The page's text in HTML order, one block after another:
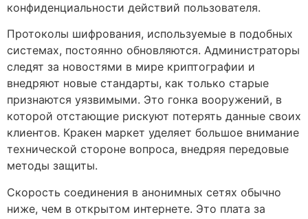
конфиденциальности действий пользователя.
Протоколы шифрования, используемые в подобных
системах, постоянно обновляются. Администраторы
следят за новостями в мире криптографии и
внедряют новые стандарты, как только старые
признаются уязвимыми. Это гонка вооружений, в
которой отстающие рискуют потерять данные своих
клиентов. Кракен маркет уделяет большое внимание
технической стороне вопроса, внедряя передовые
методы защиты.
Скорость соединения в анонимных сетях обычно
ниже, чем в открытом интернете. Это плата за